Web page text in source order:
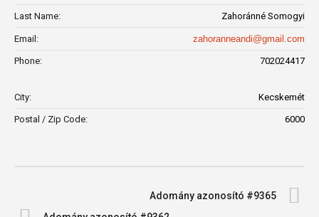
Last Name: Zahoránné Somogyi
Email: zahoranneandi@gmail.com
Phone: 702024417
City: Kecskemét
Postal / Zip Code: 6000
Adomány azonosító #9365